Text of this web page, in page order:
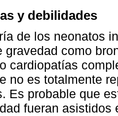
y debilidades
de los neonatos
gravedad como
cardiopatías
no es totalmente
Es probable que
fueran asistidos